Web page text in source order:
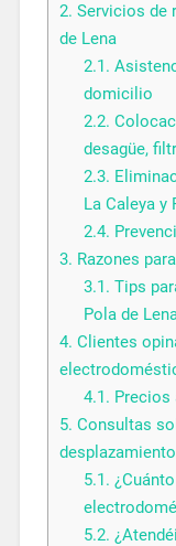
2. Servicios de
de Lena
2.1.
domicilio
2.2.
desagüe,
2.3.
La Caleya y
2.4.
3. Razones
3.1. Tips
Pola de
4. Clientes
4.1. Precios
5. Consultas
5.1.
5.2.